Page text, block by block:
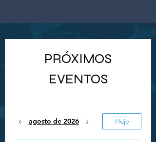
PRÓXIMOS
EVENTOS
agosto de 2026 Hoje